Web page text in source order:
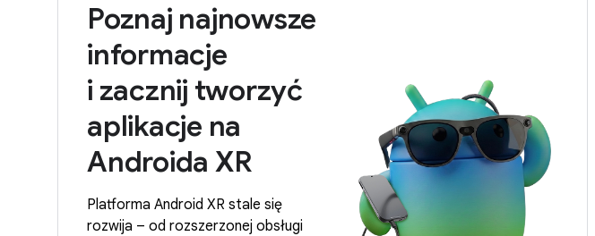
Poznaj najnowsze
informacje
i zacznij tworzyć
aplikacje na
Androida XR
Platforma Android XR stale się
rozwija – od rozszerzonej obsługi